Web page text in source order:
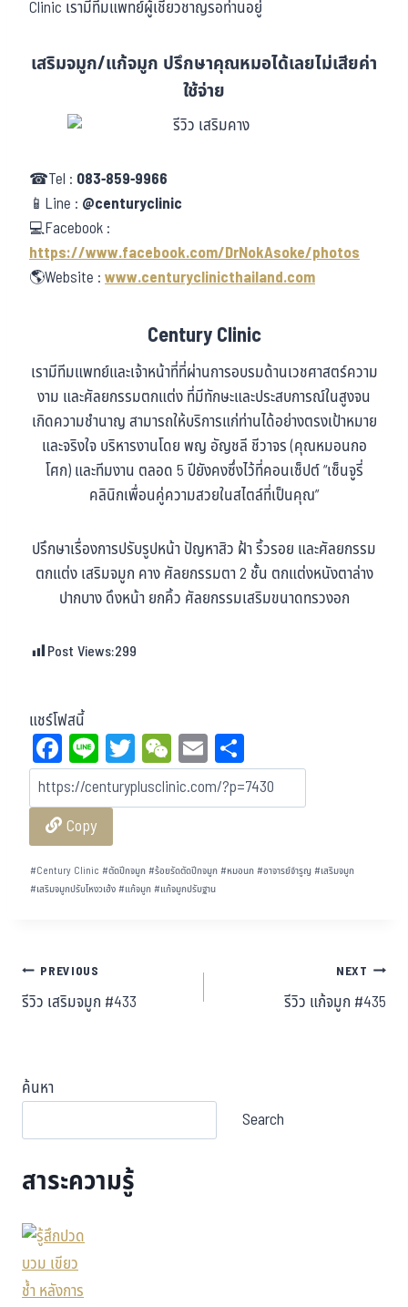
Clinic เรามีทีมแพทย์ผู้เชี่ยวชาญรอท่านอยู่
เสริมจมูก/แก้จมูก ปรึกษาคุณหมอได้เลยไม่เสียค่า
ใช้จ่าย
☎Tel : 083-859-9966
📱Line : @centuryclinic
💻Facebook :
https://www.facebook.com/DrNokAsoke/photos
🌎Website :www.centuryclinicthailand.com
Century Clinic
เรามีทีมแพทย์และเจ้าหน้าที่ที่ผ่านการอบรมด้านเวชศาสตร์ความ
งาม และศัลยกรรมตกแต่ง ที่มีทักษะและประสบการณ์ในสูงจน
เกิดความชำนาญ สามารถให้บริการแก่ท่านได้อย่างตรงเป้าหมาย
และจริงใจ บริหารงานโดย พญ อัญชลี ชีวาจร (คุณหมอนกอ
โศก) และทีมงาน ตลอด 5 ปียังคงซึ่งไว้ที่คอนเซ็ปต์ “เซ็นจูรี่
คลินิกเพื่อนคู่ความสวยในสไตล์ที่เป็นคุณ”
ปรึกษาเรื่องการปรับรูปหน้า ปัญหาสิว ฝ้า ริ้วรอย และศัลยกรรม
ตกแต่ง เสริมจมูก คาง ศัลยกรรมตา 2 ชั้น ตกแต่งหนังตาล่าง
ปากบาง ดึงหน้า ยกคิ้ว ศัลยกรรมเสริมขนาดทรวงอก
Post Views:299
แชร์โฟสนี้
Fa
ce
bo
ok
Li
ne
T
wi
tt
W
eC
ha
E
m
ail
ar
e
Copy
#Century Clinic #ตัดปีกจมูก#ร้อยรัดตัดปีกจมูก#หมอนก#อาจารย์จำรูญ #เสริมจมูก
#เสริมจมูกปรับโหงวเฮ้ง#แก้จมูก#แก้จมูกปรับฐาน
PREVIOUS
รีวิว เสริมจมูก #433
NEXT
รีวิว แก้จมูก #435
ค้นหา
Search
สาระความรู้